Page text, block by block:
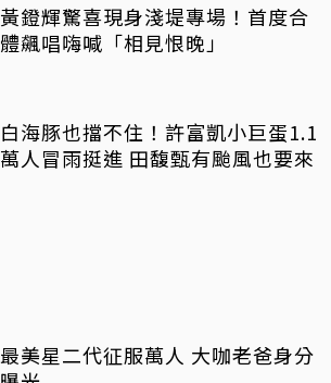
黃鐙輝驚喜現身淺堤專場！首度合
體飆唱嗨喊「相見恨晚」
白海豚也擋不住！許富凱小巨蛋1.1
萬人冒雨挺進 田馥甄有颱風也要來
最美星二代征服萬人 大咖老爸身分